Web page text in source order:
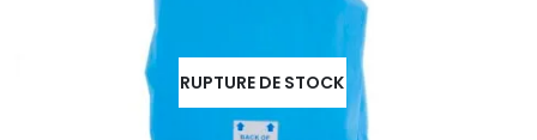
RUPTURE DE STOCK